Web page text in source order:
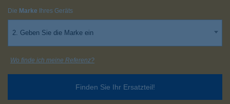
Die Marke Ihres Geräts
2. Geben Sie die Marke ein
Finden Sie Ihr Ersatzteil!
Wo finde ich meine Referenz?